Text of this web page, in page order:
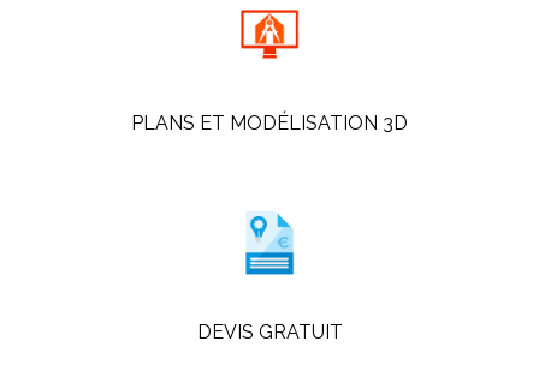
PLANS ET MODÉLISATION 3D
DEVIS GRATUIT